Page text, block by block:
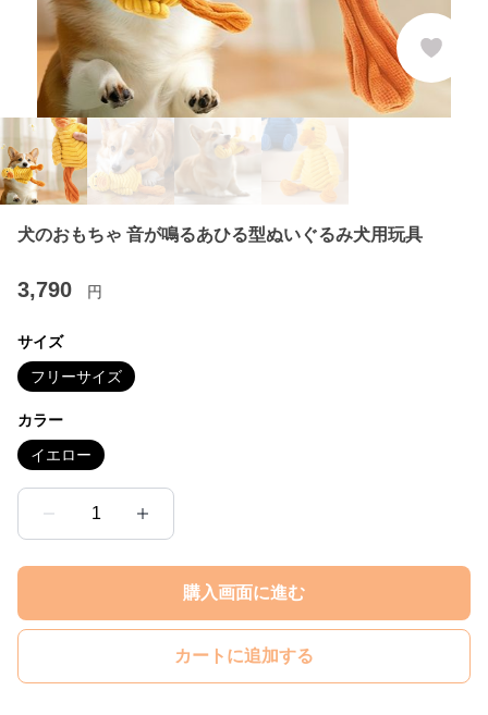
犬のおもちゃ 音が鳴るあひる型ぬいぐるみ犬用玩具
3,790 円
サイズ
フリーサイズ
カラー
イエロー
1
購入画面に進む
カートに追加する